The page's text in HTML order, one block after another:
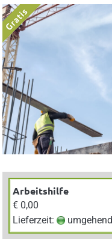
Arbeitshilfe
€ 0,00
Lieferzeit: